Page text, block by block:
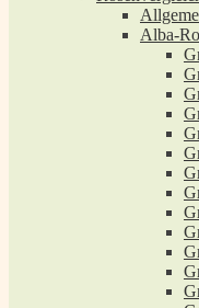
Alba-